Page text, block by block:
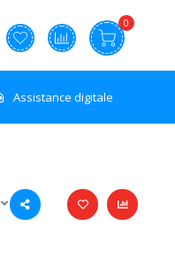
0
Assistance digitale